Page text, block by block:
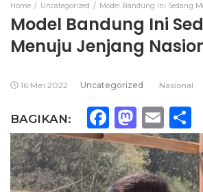
Home Uncategorized Model Bandung Ini Sedang
Model Bandung Ini
Menuju Jenjang
16 Mei 2022 Uncategorized Nasional
BAGIKAN: